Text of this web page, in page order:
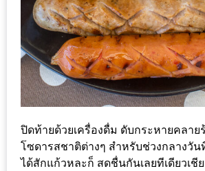
ชวน
คุย
นโยบาย
ความ
เป็น
ส่วน
ตัว
ปิดท้ายด้วยเครื่องดื่ม ดับกระหายคลาย
โซดารสชาติต่างๆ สำหรับช่วงกลางวั
ได้สักแก้วหละก็ สดชื่นกันเลยทีเดียวเชี